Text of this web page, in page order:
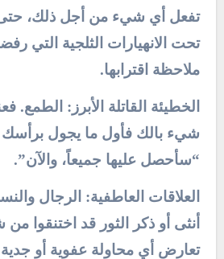
تفعل أي شيء من أجل ذلك،
تحت الانهيارات الثلجية التي
ملاحظة اقترابها.
الخطيئة القاتلة الأبرز: الطمع.
شيء بالك فأول ما يجول برأسك
“سأحصل عليها جميعاً، والآن”.
العلاقات العاطفية: الرجال
أنثى أو ذكر الثور قد اختنقوا
تعارض أي محاولة عفوية أو جدية